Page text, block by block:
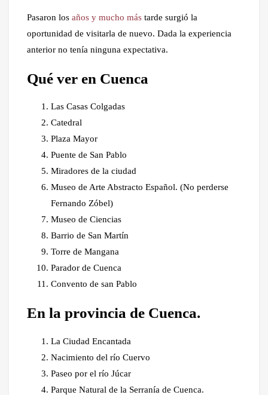
Pasaron los años y mucho más tarde surgió la
oportunidad de visitarla de nuevo. Dada la experiencia
anterior no tenía ninguna expectativa.
Qué ver en Cuenca
Las Casas Colgadas
Catedral
Plaza Mayor
Puente de San Pablo
Miradores de la ciudad
Museo de Arte Abstracto Español. (No perderse
Fernando Zóbel)
Museo de Ciencias
Barrio de San Martín
Torre de Mangana
Parador de Cuenca
Convento de san Pablo
En la provincia de Cuenca.
La Ciudad Encantada
Nacimiento del río Cuervo
Paseo por el río Júcar
Parque Natural de la Serranía de Cuenca.